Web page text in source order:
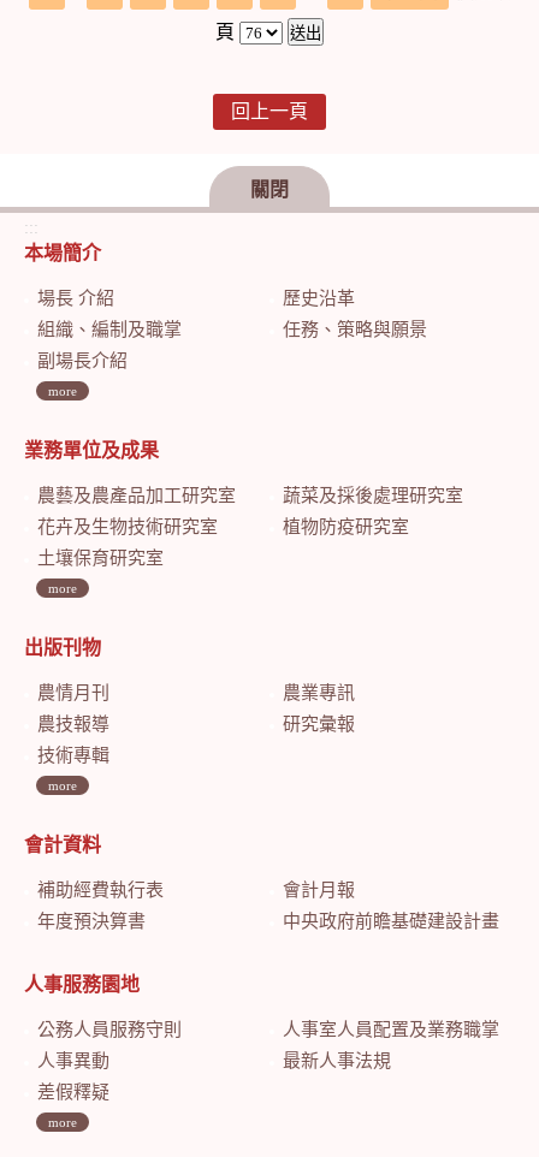
頁
回上一頁
關閉
:::
本場簡介
場長 介紹
歷史沿革
組織、編制及職掌
任務、策略與願景
副場長介紹
more
業務單位及成果
農藝及農產品加工研究室
蔬菜及採後處理研究室
花卉及生物技術研究室
植物防疫研究室
土壤保育研究室
more
出版刊物
農情月刊
農業專訊
農技報導
研究彙報
技術專輯
more
會計資料
補助經費執行表
會計月報
年度預決算書
中央政府前瞻基礎建設計畫特別預算會計月報
人事服務園地
公務人員服務守則
人事室人員配置及業務職掌
人事異動
最新人事法規
差假釋疑
more